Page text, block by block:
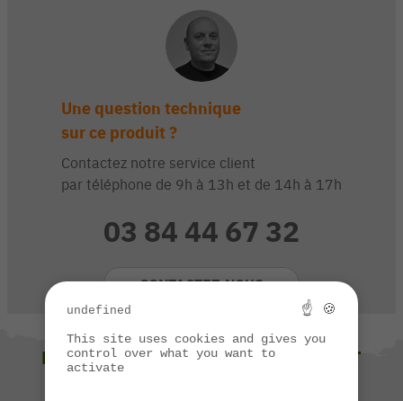
Une question technique
sur ce produit ?
Contactez notre service client
par téléphone de 9h à 13h et de 14h à 17h
03 84 44 67 32
CONTACTEZ-NOUS
NOUS VOUS SUGGÉRONS ÉGALEMENT
undefined ☝ 🍪
This site uses cookies and gives you
control over what you want to
activate